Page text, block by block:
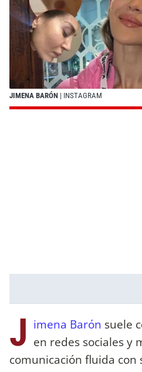
JIMENA BARÓN | INSTAGRAM
J imena Barón suele
en redes sociales y
comunicación fluida con